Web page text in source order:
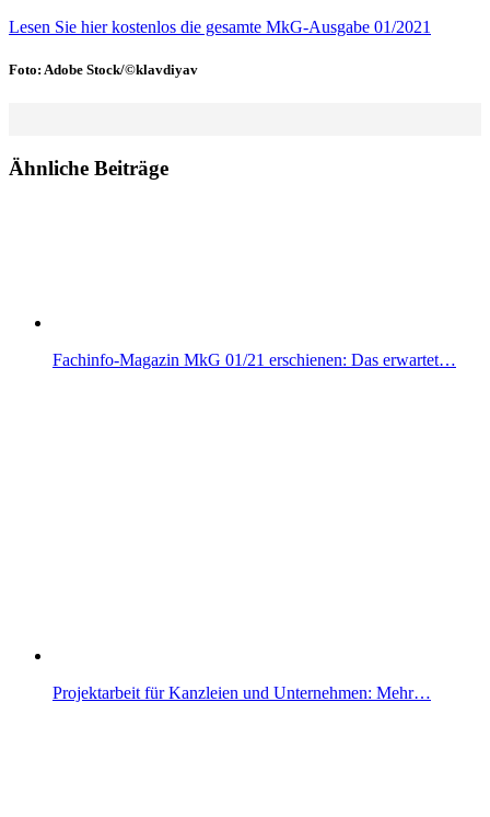
Lesen Sie hier kostenlos die gesamte MkG-Ausgabe 01/2021
Foto: Adobe Stock/©klavdiyav
Ähnliche Beiträge
Fachinfo-Magazin MkG 01/21 erschienen: Das erwartet…
Projektarbeit für Kanzleien und Unternehmen: Mehr…